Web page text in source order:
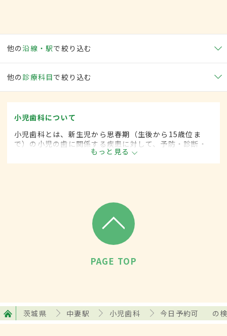
他の沿線・駅で絞り込む
他の 診療科目で絞り込む
小児歯科について
小児歯科とは、新生児から思春期（生後から15歳位ま
で）の小児の歯に関係する疾患に対して、予防・診断・
治療する歯科の一領域です。
もっと見る
PAGE TOP
茨城県 中妻駅 小児歯科 今日予約可 の